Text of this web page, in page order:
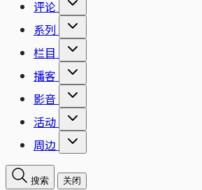
评论
系列
栏目
播客
影音
活动
周边
搜索 关闭